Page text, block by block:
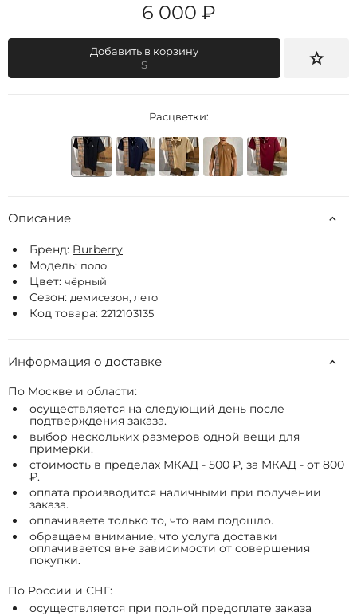
6 000 ₽
Добавить в корзину
S
Расцветки:
Описание
Бренд: Burberry
Модель: поло
Цвет: чёрный
Сезон: демисезон, лето
Код товара: 2212103135
Информация о доставке
По Москве и области:
осуществляется на следующий день после
подтверждения заказа.
выбор нескольких размеров одной вещи для
примерки.
стоимость в пределах МКАД - 500 ₽, за МКАД - от 800
₽.
оплата производится наличными при получении
заказа.
оплачиваете только то, что вам подошло.
обращаем внимание, что услуга доставки
оплачивается вне зависимости от совершения
покупки.
По России и СНГ:
осуществляется при полной предоплате заказа